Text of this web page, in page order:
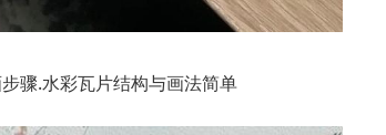
骤.水彩瓦片结构与画法简单